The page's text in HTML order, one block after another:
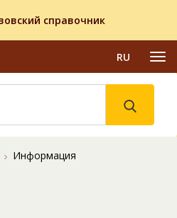
справочник
RU
Информация